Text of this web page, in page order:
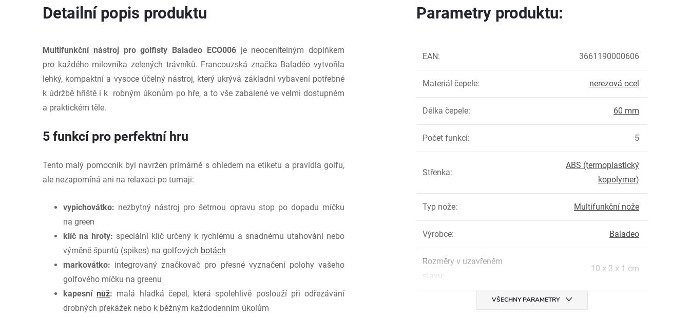
Detailní popis produktu
Multifunkční nástroj pro golfisty Baladeo ECO006je neocenitelným doplňkem
pro každého milovníka zelených trávníků. Francouzská značka Baladéo vytvořila
lehký, kompaktní a vysoce účelný nástroj, který ukrývá základní vybavení potřebné
k údržbě hřiště i k robným úkonům po hře, a to vše zabalené ve velmi dostupném
a praktickém těle.
5 funkcí pro perfektní hru
Tento malý pomocník byl navržen primárně s ohledem na etiketu a pravidla golfu,
ale nezapomíná ani na relaxaci po turnaji:
vypichovátko: nezbytný nástroj pro šetrnou opravu stop po dopadu míčku
na green
klíč na hroty: speciální klíč určený k rychlému a snadnému utahování nebo
výměně špuntů (spikes) na golfových botách
markovátko: integrovaný značkovač pro přesné vyznačení polohy vašeho
golfového míčku na greenu
kapesnínůž: malá hladká čepel, která spolehlivě poslouží při odřezávání
drobných překážek nebo k běžným každodenním úkolům
Parametry produktu:
EAN: 3661190000606
Materiál čepele: nerezová ocel
Délka čepele: 60 mm
Počet funkcí: 5
Střenka:
ABS (termoplastický
kopolymer)
Typ nože: Multifunkční nože
Výrobce: Baladeo
Rozměry v uzavřeném
stavu :
10 x 3 x 1 cm
VŠECHNY PARAMETRY